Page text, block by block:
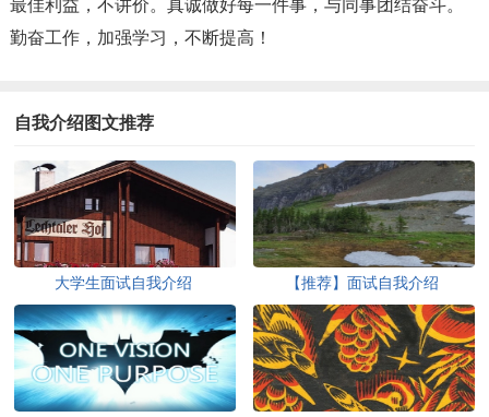
最佳利益，不讲价。真诚做好每一件事，与同事团结奋斗。
勤奋工作，加强学习，不断提高！
自我介绍图文推荐
大学生面试自我介绍 【推荐】面试自我介绍